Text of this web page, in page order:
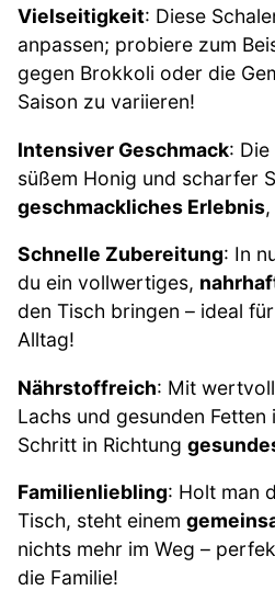
Vielseitigkeit: Diese
anpassen; probiere zum
gegen Brokkoli oder die
Saison zu variieren!
Intensiver Geschmack:
süßem Honig und scharfer
geschmackliches Erlebnis
Schnelle Zubereitung: In
du ein vollwertiges,
den Tisch bringen – ideal
Alltag!
Nährstoffreich: Mit
Lachs und gesunden
Schritt in Richtung
Familienliebling: Holt man
Tisch, steht einem
nichts mehr im Weg –
die Familie!